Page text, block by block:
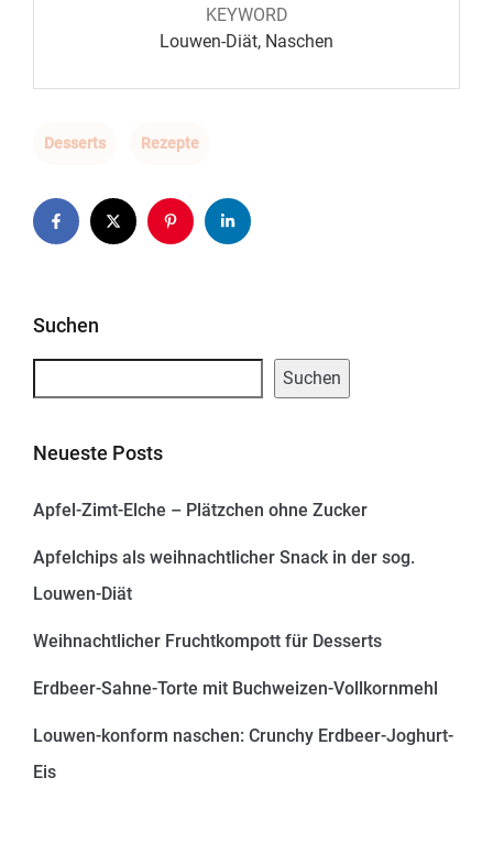
KEYWORD
Louwen-Diät, Naschen
Desserts Rezepte
Suchen
Suchen
Neueste Posts
Apfel-Zimt-Elche – Plätzchen ohne Zucker
Apfelchips als weihnachtlicher Snack in der sog.
Louwen-Diät
Weihnachtlicher Fruchtkompott für Desserts
Erdbeer-Sahne-Torte mit Buchweizen-Vollkornmehl
Louwen-konform naschen: Crunchy Erdbeer-Joghurt-
Eis